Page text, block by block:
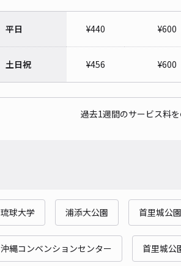
平日 ¥440 ¥600
土日祝 ¥456 ¥600
過去1週間のサービス料
琉球大学 浦添大公園 首里城公
沖縄コンベンションセンター 首里城公